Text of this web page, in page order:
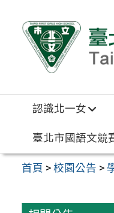
認識北一女
臺北市國語文競
首頁 >校園公告 >